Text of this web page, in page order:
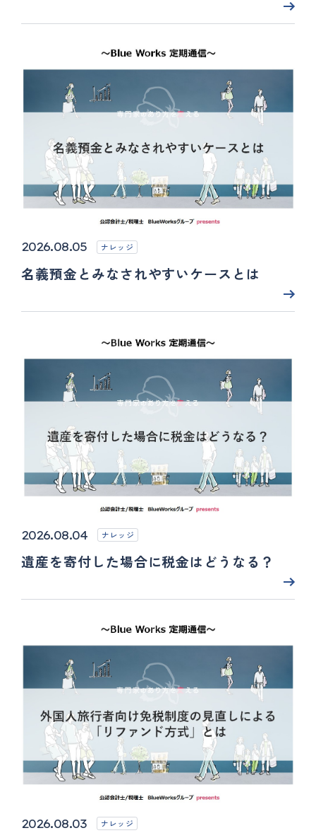
2026.08.05 ナレッジ
名義預金とみなされやすいケースとは
2026.08.04 ナレッジ
遺産を寄付した場合に税金はどうなる？
2026.08.03 ナレッジ